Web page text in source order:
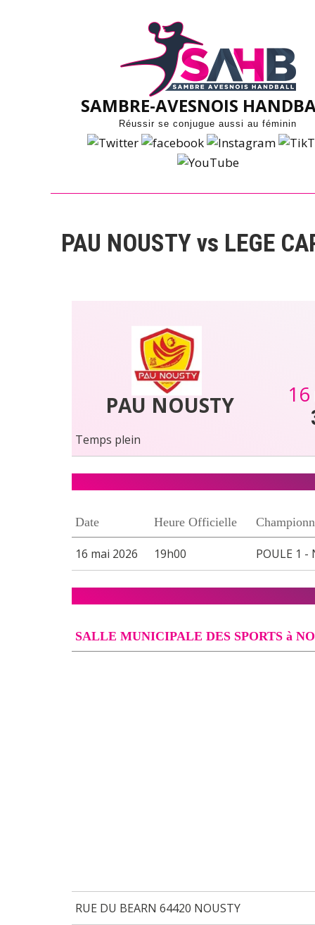
SAMBRE-AVESNOIS
Réussir se conjugue aussi au féminin
PAU NOUSTY vs LEGE
PAU NOUSTY
Temps plein
Date Heure Officielle
16 mai 2026 19h00 POULE 1
SALLE MUNICIPALE DES SPORTS à
RUE DU BEARN 64420 NOUSTY